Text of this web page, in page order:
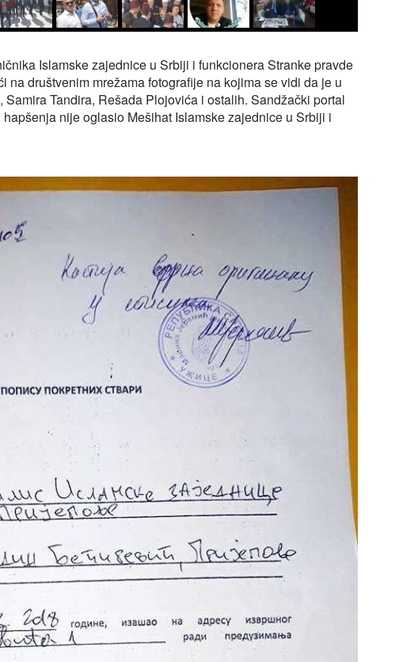
Islamske zajednice u Srbiji i funkcionera Stranke pravde
društvenim mrežama fotografije na kojima se vidi da je u
Tandira, Rešada Plojovića i ostalih. Sandžački portal
nije oglasio Mešihat Islamske zajednice u Srbiji i